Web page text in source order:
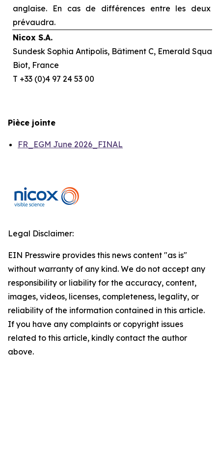
anglaise. En cas de différences entre les deux
prévaudra.
Nicox S.A.
Sundesk Sophia Antipolis, Bâtiment C, Emerald
Biot, France
T +33 (0)4 97 24 53 00
Pièce jointe
FR_EGM June 2026_FINAL
Legal Disclaimer:
EIN Presswire provides this news content "as is"
without warranty of any kind. We do not accept any
responsibility or liability for the accuracy, content,
images, videos, licenses, completeness, legality, or
reliability of the information contained in this article.
If you have any complaints or copyright issues
related to this article, kindly contact the author
above.